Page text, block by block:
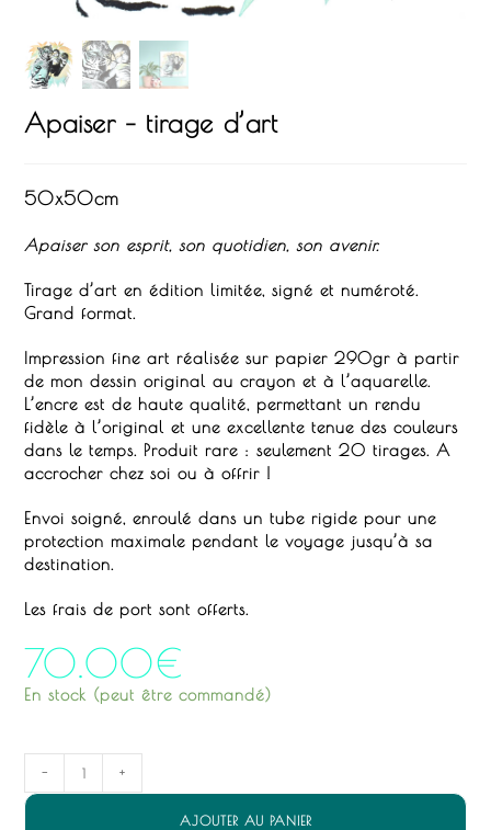
Apaiser – tirage d’art
50x50cm
Apaiser son esprit, son quotidien, son avenir.
Tirage d’art en édition limitée, signé et numéroté.
Grand format.
Impression fine art réalisée sur papier 290gr à partir
de mon dessin original au crayon et à l’aquarelle.
L’encre est de haute qualité, permettant un rendu
fidèle à l’original et une excellente tenue des couleurs
dans le temps. Produit rare : seulement 20 tirages. A
accrocher chez soi ou à offrir !
Envoi soigné, enroulé dans un tube rigide pour une
protection maximale pendant le voyage jusqu’à sa
destination.
Les frais de port sont offerts.
70.00€
En stock (peut être commandé)
- +
AJOUTER AU PANIER